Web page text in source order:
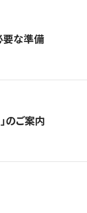
要な準備
のご案内